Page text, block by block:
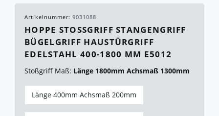
Artikelnummer: 9031088
HOPPE STOSSGRIFF STANGENGRIFF B
ÜGELGRIFF HAUSTÜRGRIFF E
DELSTAHL 400-1800 MM E5012
Stoßgriff Maß: Länge 1800mm Achsmaß 1300mm
Länge 400mm Achsmaß 200mm